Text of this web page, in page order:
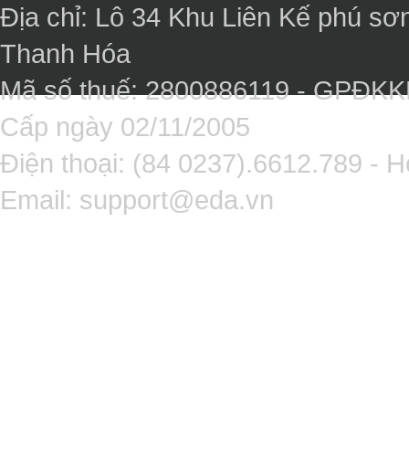
Địa chỉ: Lô 34 Khu Liên Kế phú
Thanh Hóa
Mã số thuế: 2800886119 -
Cấp ngày 02/11/2005
Điện thoại: (84 0237).6612.789 -
Email: support@eda.vn